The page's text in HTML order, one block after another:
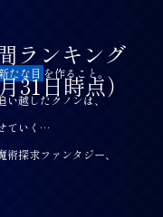
ランキング
31日時点）
たな目 を作ること。
い越したクノンは、
ていく…
探求ファンタジー、